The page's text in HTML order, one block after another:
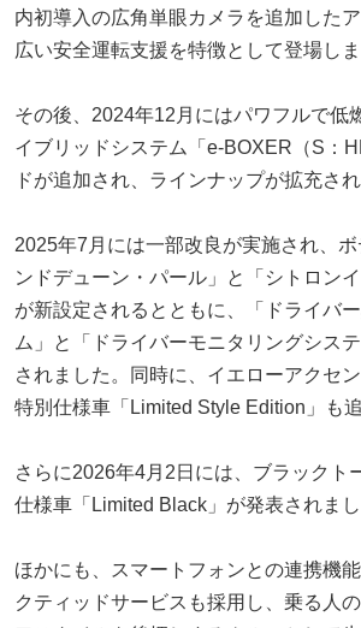
内初導入の広角単眼カメラを追加した
広い安全運転支援を特徴として登場しま
その後、2024年12月にはパワフルで低
イブリッドシステム「e-BOXER（S：
ドが追加され、ラインナップが拡充され
2025年7月には一部改良が実施され、
ンドデューン・パール」と「シトロン
が新設定されるとともに、「ドライバ
ム」と「ドライバーモニタリングシス
されました。同時に、イエローアクセ
特別仕様車「Limited Style Edition」も
さらに2026年4月2日には、ブラックト
仕様車「Limited Black」が発表されまし
ほかにも、スマートフォンとの連携機
クティッドサービスも採用し、乗る人